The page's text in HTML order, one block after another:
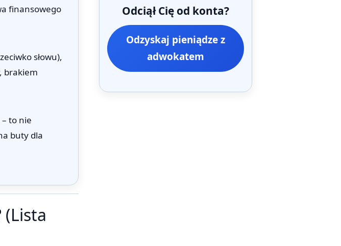
finansowego
słowu),
brakiem
– to nie
buty dla
(Lista
Odciął Cię od konta?
Odzyskaj pieniądze z
adwokatem